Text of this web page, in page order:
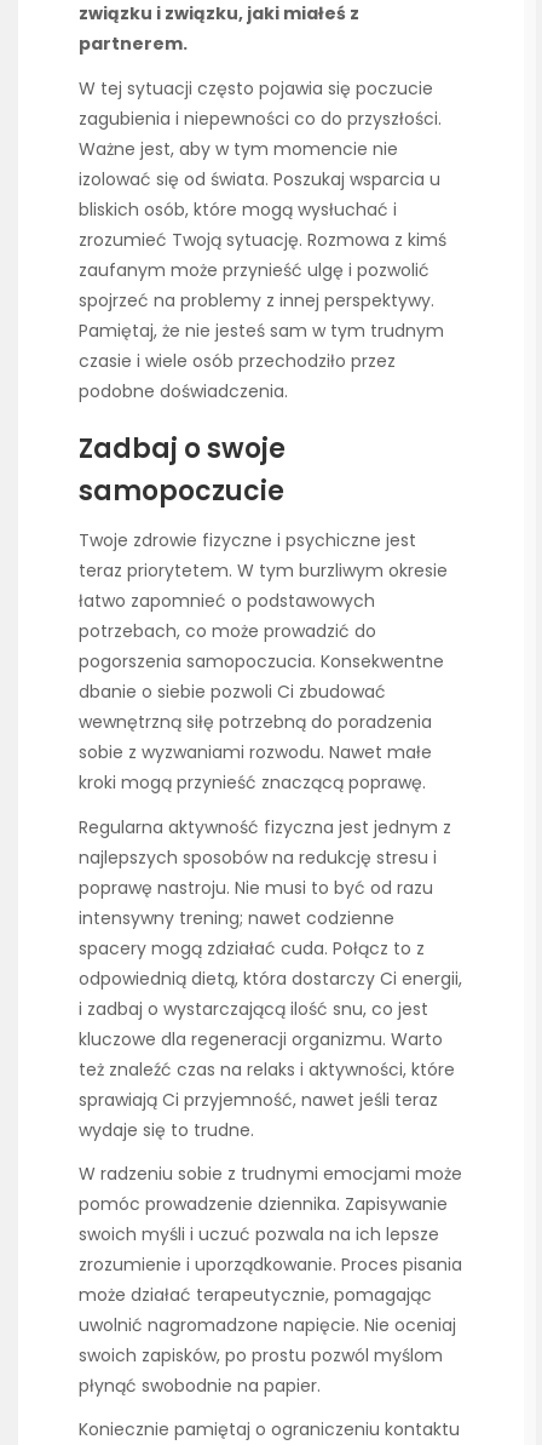
związku i związku, jaki miałeś z
partnerem.
W tej sytuacji często pojawia się poczucie
zagubienia i niepewności co do przyszłości.
Ważne jest, aby w tym momencie nie
izolować się od świata. Poszukaj wsparcia u
bliskich osób, które mogą wysłuchać i
zrozumieć Twoją sytuację. Rozmowa z kimś
zaufanym może przynieść ulgę i pozwolić
spojrzeć na problemy z innej perspektywy.
Pamiętaj, że nie jesteś sam w tym trudnym
czasie i wiele osób przechodziło przez
podobne doświadczenia.
Zadbaj o swoje
samopoczucie
Twoje zdrowie fizyczne i psychiczne jest
teraz priorytetem. W tym burzliwym okresie
łatwo zapomnieć o podstawowych
potrzebach, co może prowadzić do
pogorszenia samopoczucia. Konsekwentne
dbanie o siebie pozwoli Ci zbudować
wewnętrzną siłę potrzebną do poradzenia
sobie z wyzwaniami rozwodu. Nawet małe
kroki mogą przynieść znaczącą poprawę.
Regularna aktywność fizyczna jest jednym z
najlepszych sposobów na redukcję stresu i
poprawę nastroju. Nie musi to być od razu
intensywny trening; nawet codzienne
spacery mogą zdziałać cuda. Połącz to z
odpowiednią dietą, która dostarczy Ci energii,
i zadbaj o wystarczającą ilość snu, co jest
kluczowe dla regeneracji organizmu. Warto
też znaleźć czas na relaks i aktywności, które
sprawiają Ci przyjemność, nawet jeśli teraz
wydaje się to trudne.
W radzeniu sobie z trudnymi emocjami może
pomóc prowadzenie dziennika. Zapisywanie
swoich myśli i uczuć pozwala na ich lepsze
zrozumienie i uporządkowanie. Proces pisania
może działać terapeutycznie, pomagając
uwolnić nagromadzone napięcie. Nie oceniaj
swoich zapisków, po prostu pozwól myślom
płynąć swobodnie na papier.
Koniecznie pamiętaj o ograniczeniu kontaktu